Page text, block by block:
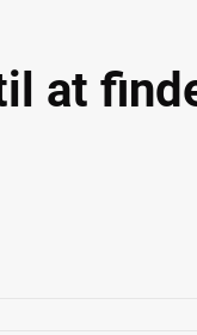
at